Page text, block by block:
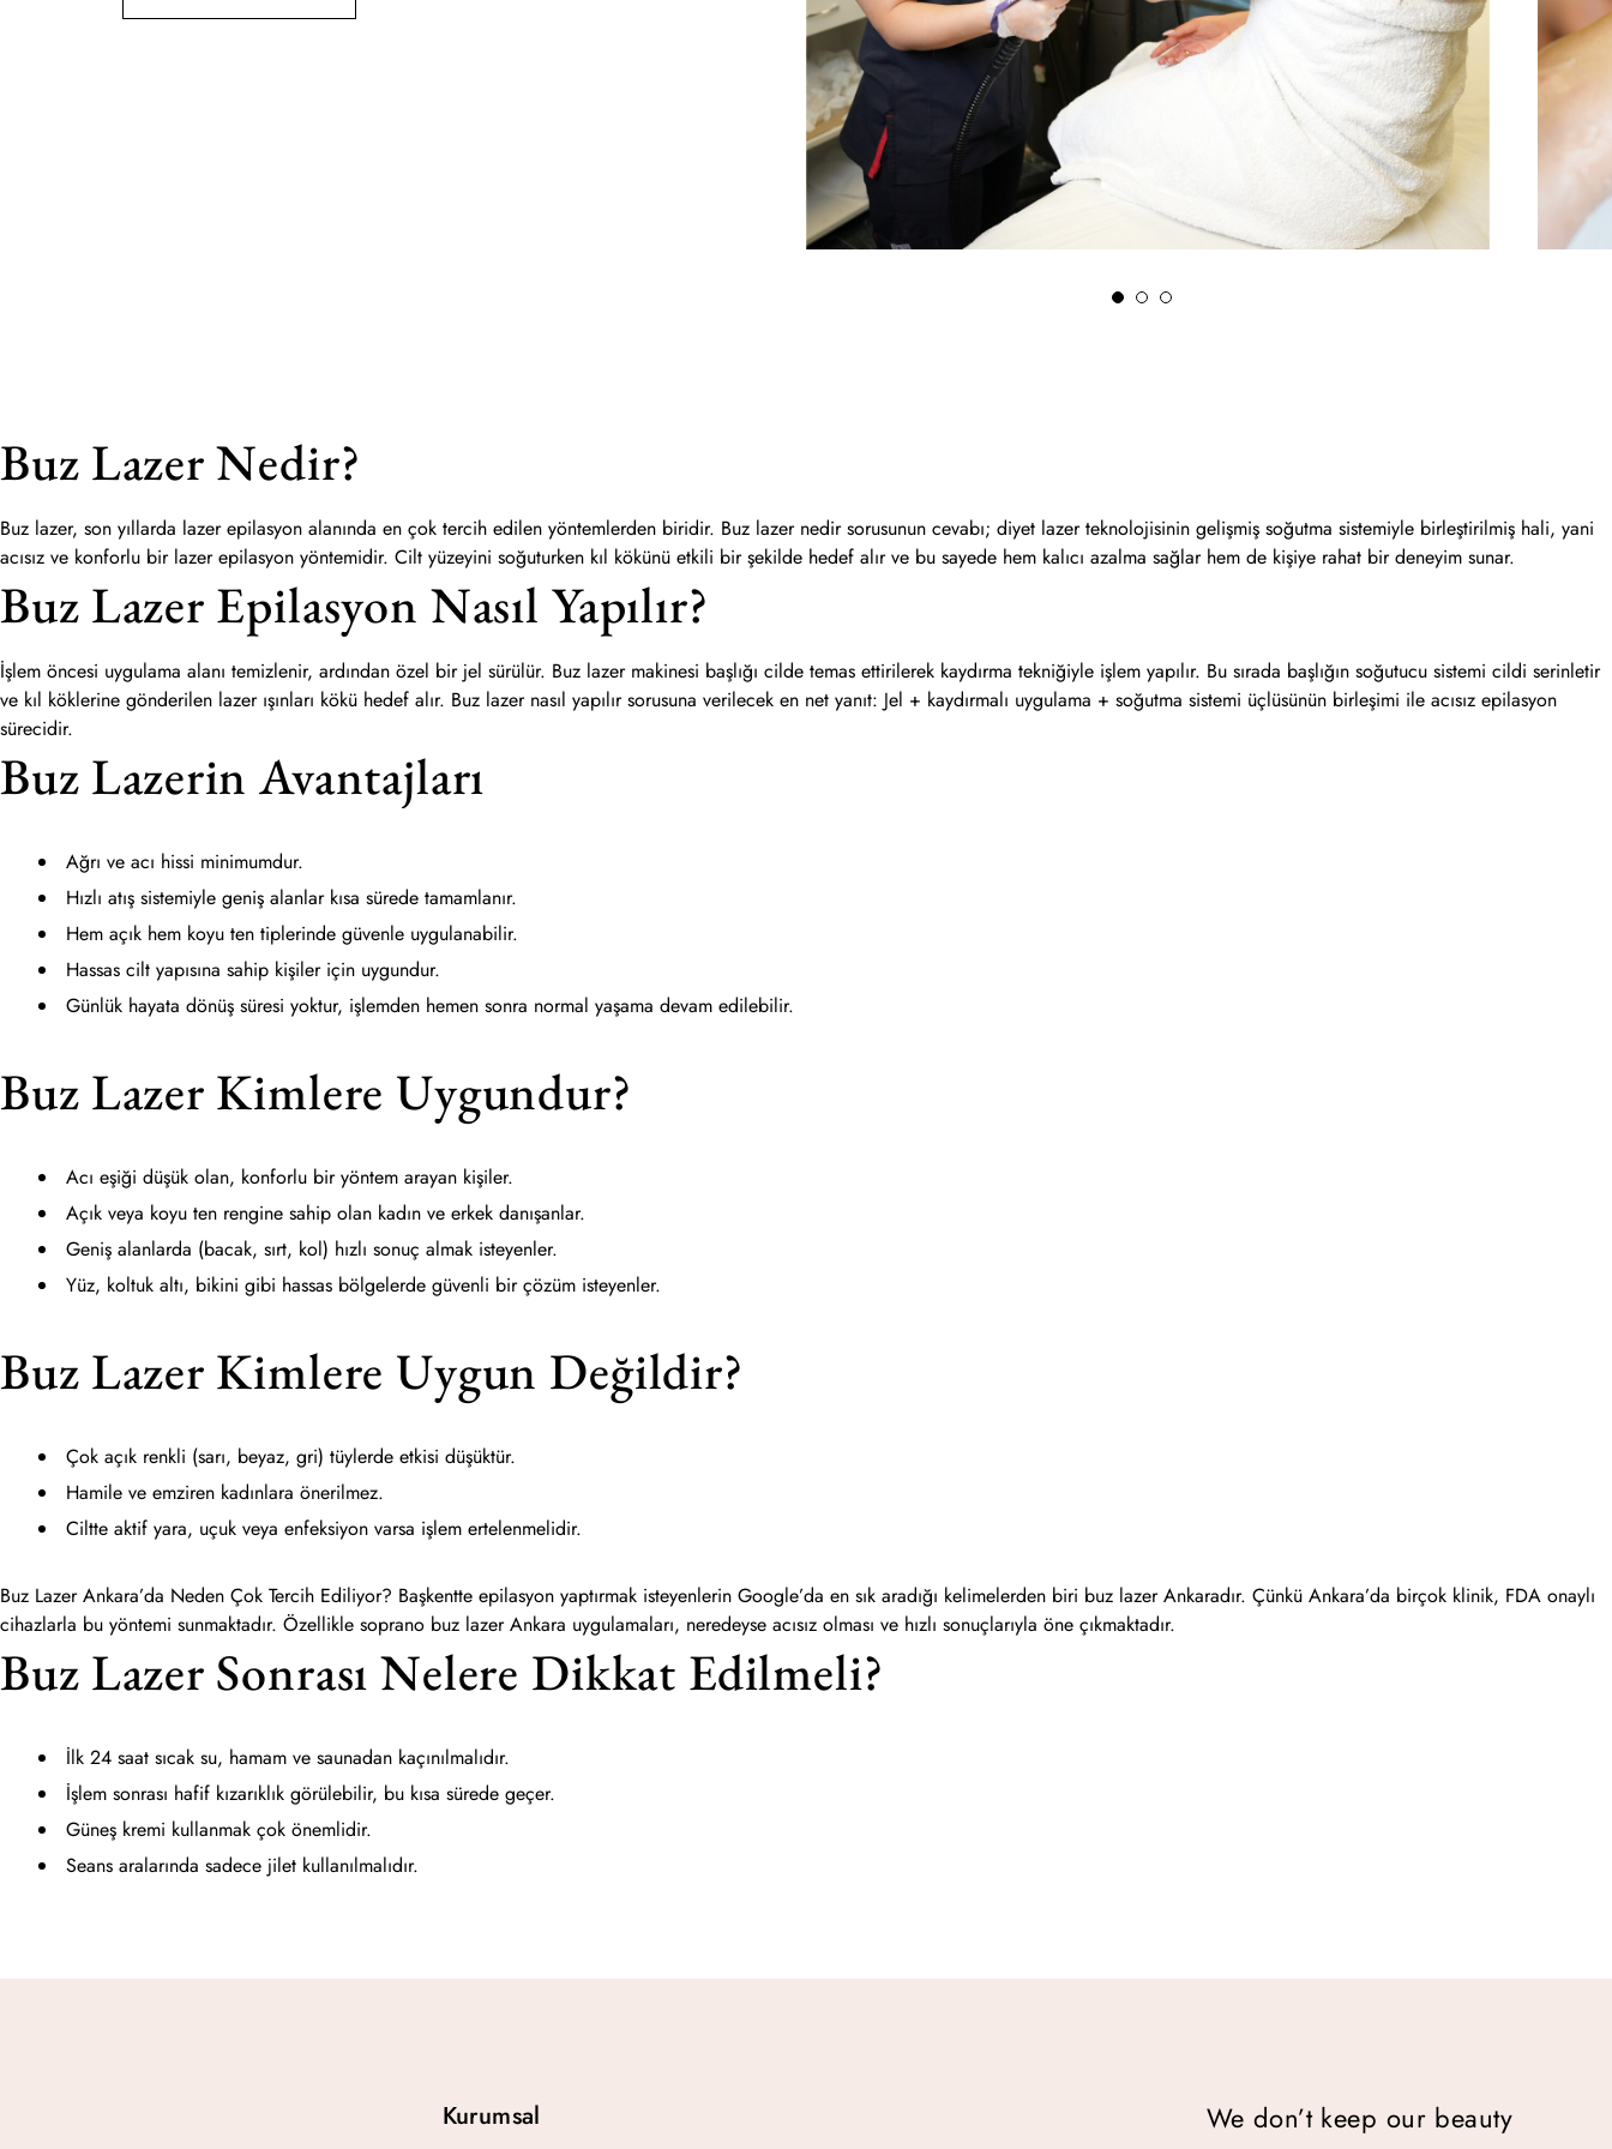
Buz Lazer Nedir?
Buz lazer, son yıllarda lazer epilasyon alanında en çok tercih edilen yöntemlerden biridir. Buz lazer nedir sorusunun cevabı; diyet lazer teknolojisinin gelişmiş soğutma sistemiyle birleştirilmiş hali, yani
acısız ve konforlu bir lazer epilasyon yöntemidir. Cilt yüzeyini soğuturken kıl kökünü etkili bir şekilde hedef alır ve bu sayede hem kalıcı azalma sağlar hem de kişiye rahat bir deneyim sunar.
Buz Lazer Epilasyon Nasıl Yapılır?
İşlem öncesi uygulama alanı temizlenir, ardından özel bir jel sürülür. Buz lazer makinesi başlığı cilde temas ettirilerek kaydırma tekniğiyle işlem yapılır. Bu sırada başlığın soğutucu sistemi cildi serinletir
ve kıl köklerine gönderilen lazer ışınları kökü hedef alır. Buz lazer nasıl yapılır sorusuna verilecek en net yanıt: Jel + kaydırmalı uygulama + soğutma sistemi üçlüsünün birleşimi ile acısız epilasyon
sürecidir.
Buz Lazerin Avantajları
Ağrı ve acı hissi minimumdur.
Hızlı atış sistemiyle geniş alanlar kısa sürede tamamlanır.
Hem açık hem koyu ten tiplerinde güvenle uygulanabilir.
Hassas cilt yapısına sahip kişiler için uygundur.
Günlük hayata dönüş süresi yoktur, işlemden hemen sonra normal yaşama devam edilebilir.
Buz Lazer Kimlere Uygundur?
Acı eşiği düşük olan, konforlu bir yöntem arayan kişiler.
Açık veya koyu ten rengine sahip olan kadın ve erkek danışanlar.
Geniş alanlarda (bacak, sırt, kol) hızlı sonuç almak isteyenler.
Yüz, koltuk altı, bikini gibi hassas bölgelerde güvenli bir çözüm isteyenler.
Buz Lazer Kimlere Uygun Değildir?
Çok açık renkli (sarı, beyaz, gri) tüylerde etkisi düşüktür.
Hamile ve emziren kadınlara önerilmez.
Ciltte aktif yara, uçuk veya enfeksiyon varsa işlem ertelenmelidir.
Buz Lazer Ankara’da Neden Çok Tercih Ediliyor? Başkentte epilasyon yaptırmak isteyenlerin Google’da en sık aradığı kelimelerden biri buz lazer Ankaradır. Çünkü Ankara’da birçok klinik, FDA onaylı
cihazlarla bu yöntemi sunmaktadır. Özellikle soprano buz lazer Ankara uygulamaları, neredeyse acısız olması ve hızlı sonuçlarıyla öne çıkmaktadır.
Buz Lazer Sonrası Nelere Dikkat Edilmeli?
İlk 24 saat sıcak su, hamam ve saunadan kaçınılmalıdır.
İşlem sonrası hafif kızarıklık görülebilir, bu kısa sürede geçer.
Güneş kremi kullanmak çok önemlidir.
Seans aralarında sadece jilet kullanılmalıdır.
Kurumsal
We don’t keep our beauty